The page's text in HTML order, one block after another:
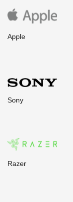
Apple
Sony
Razer